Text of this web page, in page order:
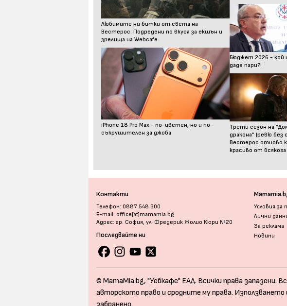
Любимите ни битки от света на
Вестерос: Подредени по вкуса за екшън и
зрелища на Webcafe
iPhone 18 Pro Max - по-цветен, но и по-
съкрушителен за джоба
Бюджет 2026 - кой
даде пари?!
Трети сезон на
дракона” (ревю без
Вестерос отново
красиво от всякога
Контакти
Телефон: 0887 548 300
E-mail: office[at]mamamia.bg
Адрес: гр. София, ул. Фредерик Жолио Кюри №20
Последвайте ни
Условия за
Лични
За реклама
Новини
© MamaMia.bg, "Уебкафе" ЕАД. Всички права запазени.
авторското право и сродните му права.